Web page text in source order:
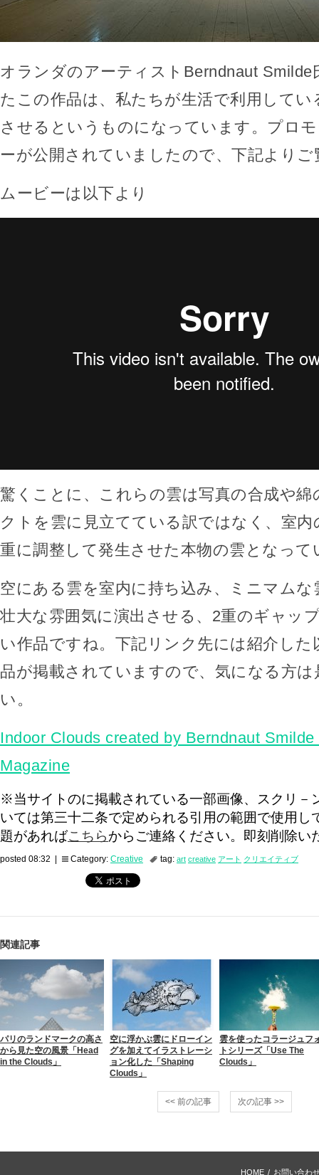
オランダのアーティストBerndnaut
たこの作品は、私たちが生活で利用してい
させるというものになっています。プロ
ーが公開されていましたので、下記より
ムービーは以下より
驚くことに、これらの雲は写真の合成や
クトを雲に見立てている訳ではなく、室内
重に調整して発生させた本物の雲となって
空にある雲を室内に持ち込み、ミニマム
壮大な雰囲気に演出させる、2重のギャッ
い作品ですね。下記リンク先には紹介した
品が掲載されていますので、気になる方
い。
Indoor Clouds created by Berndnaut
Magazine
※当サイトのに掲載されている一部画像、スクリ－
いては第三十二条で定められる引用の範囲で使用し
題があればこちらからご連絡ください。即刻削除い
posted 08:32 | Category: Creative tag: art creative アート クリエイティブ
関連記事
パリのランドマークの高さ
から見た空の風景「Head
in the Clouds」
空に浮かぶ雲にドローイン
グを加えてイラストレーシ
ョン化した「Shaping
Clouds」
雲を使ったコラージュフ
トシリーズ「Use The
Clouds」
<< 前の記事 次の記事 >>
HOME / お問い合わ